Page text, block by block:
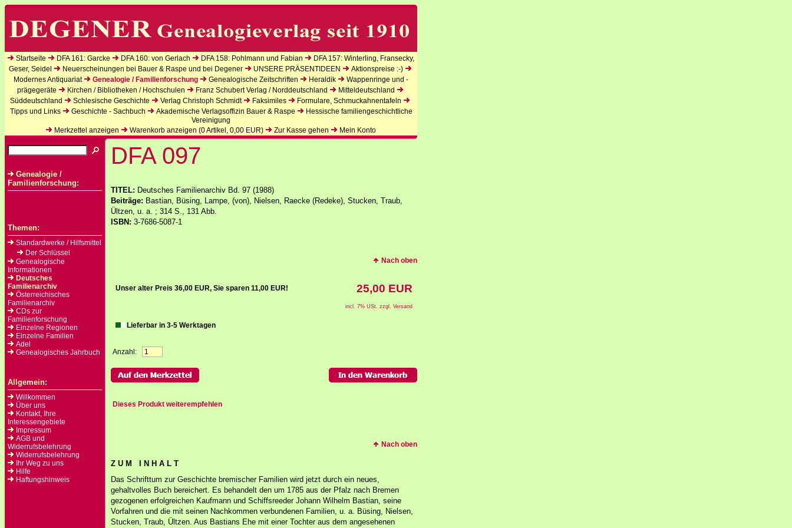
Startseite DFA 161: Garcke DFA 160: von Gerlach DFA 158: Pohlmann und Fabian
DFA 157: Winterling, Fransecky,
Geser, Seidel
Neuerscheinungen bei Bauer & Raspe und bei Degener UNSERE PRÄSENTIDEEN
Aktionspreise :-)
Modernes Antiquariat
Genealogie / Familienforschung Genealogische Zeitschriften Heraldik
Wappenringe und -
prägegeräte
Kirchen / Bibliotheken / Hochschulen Franz Schubert Verlag / Norddeutschland
Mitteldeutschland
Süddeutschland
Schlesische Geschichte Verlag Christoph Schmidt Faksimiles
Formulare, Schmuckahnentafeln
Tipps und Links
Geschichte - Sachbuch Akademische Verlagsoffizin Bauer & Raspe
Hessische familiengeschichtliche
Vereinigung
Merkzettel anzeigen
Warenkorb anzeigen (0Artikel, 0,00 EUR) Zur Kasse gehen Mein Konto
Genealogie /
Familienforschung:
Themen:
Standardwerke / Hilfsmittel
Der Schlüssel
Genealogische
Informationen
Deutsches
Familienarchiv
Österreichisches
Familienarchiv
CDs zur
Familienforschung
Einzelne Regionen
Einzelne Familien
Adel
Genealogisches Jahrbuch
Allgemein:
Willkommen
Über uns
Kontakt, Ihre
Interessengebiete
Impressum
AGB und
Widerrufsbelehrung
Widerrufsbelehrung
Ihr Weg zu uns
Hilfe
Haftungshinweis
DFA 097
TITEL: Deutsches Familienarchiv Bd. 97 (1988)
Beiträge: Bastian, Büsing, Lampe, (von), Nielsen, Raecke (Redeke), Stucken, Traub,
Ültzen, u. a. ; 314 S., 131 Abb.
ISBN: 3-7686-5087-1
Nach oben
Unser alter Preis 36,00 EUR, Sie sparen 11,00 EUR! 25,00 EUR
incl. 7% USt. zzgl. Versand
Lieferbar in 3-5 Werktagen
Anzahl:
Dieses Produkt weiterempfehlen
Nach oben
Z U M I N H A L T
Das Schrifttum zur Geschichte bremischer Familien wird jetzt durch ein neues,
gehaltvolles Buch bereichert. Es behandelt den um 1785 aus der Pfalz nach Bremen
gezogenen erfolgreichen Kaufmann und Schiffsreeder Johann Wilhelm Bastian, seine
Vorfahren und die mit seinen Nachkommen verbundenen Familien, u. a. Büsing, Nielsen,
Stucken, Traub, Ültzen. Aus Bastians Ehe mit einer Tochter aus dem angesehenen